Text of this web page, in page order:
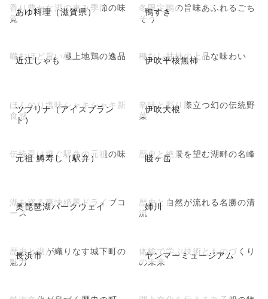
あゆ料理（滋賀県）
香り豊かな湖の恵み季節の味
覚
鴨すき
冬限定鴨の旨味あふれるごち
そう
近江しゃも
噛むほど旨い極上地鶏の逸品 伊吹平核無柿
種なし甘柿の上品な味わい
ツブリナ（アイスプラン
ト）
ほんのり塩味シャキシャキ新
食感
伊吹大根
辛味と彩り際立つ幻の伝統野
菜
元祖 鱒寿し（駅弁）
伝統受け継ぐ駅弁の元祖の味 賤ヶ岳
歴史と絶景を望む湖畔の名峰
奥琵琶湖パークウェイ
湖を巡る爽快絶景ドライブコ
ース
姉川
歴史と自然が流れる名勝の清
流
長浜市
歴史と湖が織りなす城下町の
魅力
ヤンマーミュージアム
体験で学ぶ技術とものづくり
の未来